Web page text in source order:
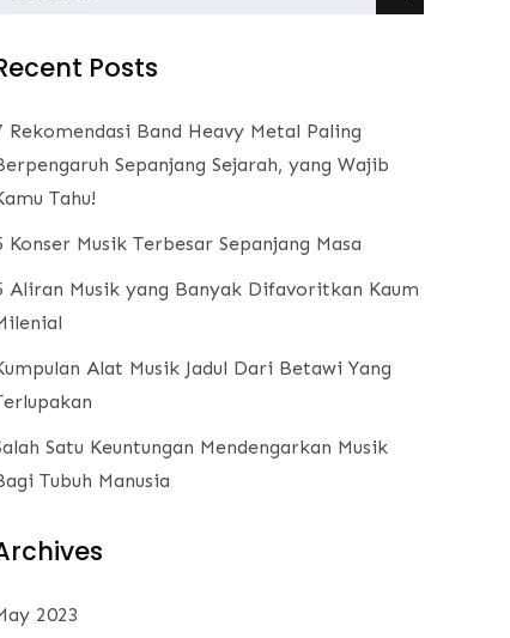
Posts
Rekomendasi Band Heavy Metal Paling
Sepanjang Sejarah, yang Wajib
Tahu!
Konser Musik Terbesar Sepanjang Masa
Aliran Musik yang Banyak Difavoritkan Kaum
Alat Musik Jadul Dari Betawi Yang
Satu Keuntungan Mendengarkan Musik
Tubuh Manusia
2023